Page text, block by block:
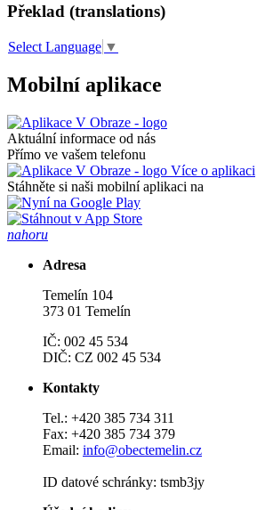
Překlad (translations)
Select Language ▼
Mobilní aplikace
Aktuální informace od nás
Přímo ve vašem telefonu
Více o aplikaci
Stáhněte si naši mobilní aplikaci na
nahoru
Adresa
Temelín 104
373 01 Temelín
IČ: 002 45 534
DIČ: CZ 002 45 534
Kontakty
Tel.: +420 385 734 311
Fax: +420 385 734 379
Email: info@obectemelin.cz
ID datové schránky: tsmb3jy